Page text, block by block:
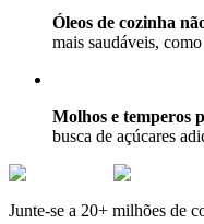
Óleos de cozinha
mais saudáveis,
Molhos e temperos
busca de açúcares
Junte-se a 20+ milhões de